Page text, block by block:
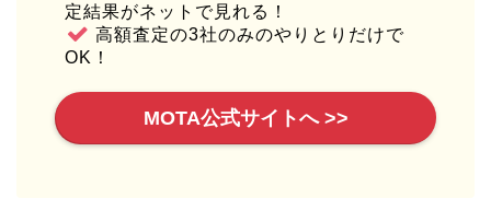
定結果がネットで見れる！
高額査定の3社のみのやりとりだけで
OK！
MOTA公式サイトへ >>